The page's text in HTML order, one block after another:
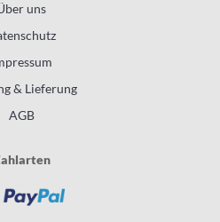
uns
& Lieferung
AGB